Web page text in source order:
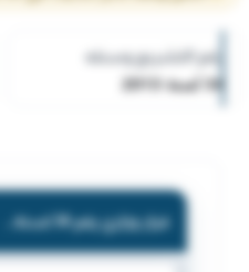
رقم التشريع وسنته
34 لسنة 2013